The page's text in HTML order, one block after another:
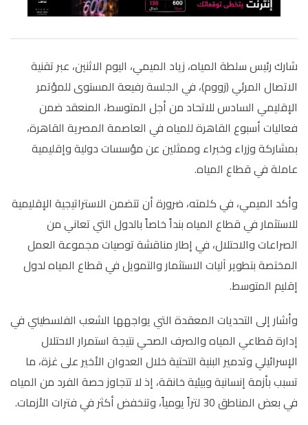
شارك رئيس سلطة المياه، زياد الميمي، اليوم الاثنين، عبر تقنية
الاتصال المرئي (زووم)، في الجلسة رفيعة المستوى للمؤتمر
الإقليمي السادس للاتحاد من أجل المتوسط، المنعقد ضمن
فعاليات أسبوع القاهرة للمياه في العاصمة المصرية القاهرة،
بمشاركة وزراء وخبراء وممثلين عن مؤسسات دولية وإقليمية
عاملة في قطاع المياه.
وأكد الميمي، في كلمته، ضرورة أن تتضمن الاستراتيجية الإقليمية
للاستثمار في قطاع المياه بنداً خاصاً بالدول التي تعاني من
الصراعات والاحتلال، في إطار مناقشة توصيات مجموعة العمل
المختصة بتطوير آليات الاستثمار والتمويل في قطاع المياه لدول
إقليم المتوسط.
وأشار إلى التحديات المعقدة التي يواجهها الشعب الفلسطيني في
إدارة قطاعي المياه والصرف الصحي نتيجة استمرار الاحتلال
الإسرائيلي وتدمير البنية التحتية خلال العدوان الأخير على غزة، ما
تسبب بأزمة إنسانية وبيئية خانقة، إذ لا تتجاوز حصة الفرد من المياه
في بعض المناطق 30 لتراً يومياً، وتنخفض أكثر في فترات الأزمات
.